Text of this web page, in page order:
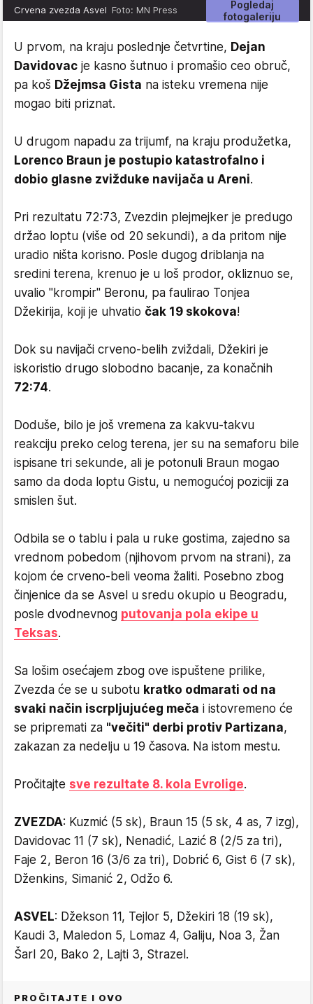
Pogledaj
fotogaleriju
Crvena zvezda Asvel Foto: MN Press
U prvom, na kraju poslednje četvrtine, Dejan
Davidovac je kasno šutnuo i promašio ceo obruč,
pa koš Džejmsa Gista na isteku vremena nije
mogao biti priznat.
U drugom napadu za trijumf, na kraju produžetka,
Lorenco Braun je postupio katastrofalno i
dobio glasne zvižduke navijača u Areni.
Pri rezultatu 72:73, Zvezdin plejmejker je predugo
držao loptu (više od 20 sekundi), a da pritom nije
uradio ništa korisno. Posle dugog driblanja na
sredini terena, krenuo je u loš prodor, okliznuo se,
uvalio "krompir" Beronu, pa faulirao Tonjea
Džekirija, koji je uhvatio čak 19 skokova!
Dok su navijači crveno-belih zviždali, Džekiri je
iskoristio drugo slobodno bacanje, za konačnih
72:74.
Doduše, bilo je još vremena za kakvu-takvu
reakciju preko celog terena, jer su na semaforu bile
ispisane tri sekunde, ali je potonuli Braun mogao
samo da doda loptu Gistu, u nemogućoj poziciji za
smislen šut.
Odbila se o tablu i pala u ruke gostima, zajedno sa
vrednom pobedom (njihovom prvom na strani), za
kojom će crveno-beli veoma žaliti. Posebno zbog
činjenice da se Asvel u sredu okupio u Beogradu,
posle dvodnevnog putovanja pola ekipe u
Teksas.
Sa lošim osećajem zbog ove ispuštene prilike,
Zvezda će se u subotu kratko odmarati od na
svaki način iscrpljujućeg meča i istovremeno će
se pripremati za "večiti" derbi protiv Partizana,
zakazan za nedelju u 19 časova. Na istom mestu.
Pročitajte sve rezultate 8. kola Evrolige.
ZVEZDA: Kuzmić (5 sk), Braun 15 (5 sk, 4 as, 7 izg),
Davidovac 11 (7 sk), Nenadić, Lazić 8 (2/5 za tri),
Faje 2, Beron 16 (3/6 za tri), Dobrić 6, Gist 6 (7 sk),
Dženkins, Simanić 2, Odžo 6.
ASVEL: Džekson 11, Tejlor 5, Džekiri 18 (19 sk),
Kaudi 3, Maledon 5, Lomaz 4, Galiju, Noa 3, Žan
Šarl 20, Bako 2, Lajti 3, Strazel.
PROČITAJTE I OVO